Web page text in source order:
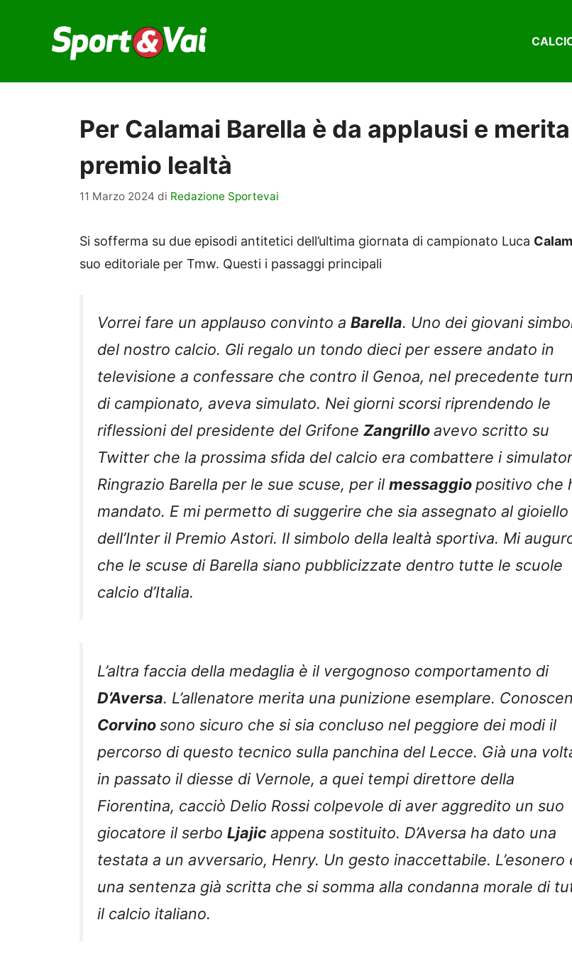
contenuto
Per Calamai Barella è da applausi e merita
premio lealtà
11 Marzo 2024 di Redazione Sportevai
Si sofferma su due episodi antitetici dell’ultima giornata di campionato Luca
suo editoriale per Tmw. Questi i passaggi principali
Vorrei fare un applauso convinto a Barella. Uno dei giovani
del nostro calcio. Gli regalo un tondo dieci per essere andato in
televisione a confessare che contro il Genoa, nel precedente
di campionato, aveva simulato. Nei giorni scorsi riprendendo le
riflessioni del presidente del Grifone Zangrilloavevo scritto su
Twitter che la prossima sfida del calcio era combattere i
Ringrazio Barella per le sue scuse, per il messaggio positivo che
mandato. E mi permetto di suggerire che sia assegnato al gioiello
dell’Inter il Premio Astori. Il simbolo della lealtà sportiva. Mi
che le scuse di Barella siano pubblicizzate dentro tutte le scuole
calcio d’Italia.
L’altra faccia della medaglia è il vergognoso comportamento di
D’Aversa. L’allenatore merita una punizione esemplare.
Corvinosono sicuro che si sia concluso nel peggiore dei modi il
percorso di questo tecnico sulla panchina del Lecce. Già una
in passato il diesse di Vernole, a quei tempi direttore della
Fiorentina, cacciò Delio Rossi colpevole di aver aggredito un suo
giocatore il serbo Ljajic appena sostituito. D’Aversa ha dato una
testata a un avversario, Henry. Un gesto inaccettabile. L’esonero
una sentenza già scritta che si somma alla condanna morale di
il calcio italiano.